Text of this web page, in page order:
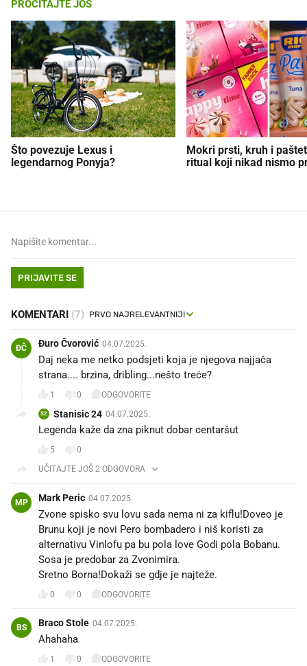
PROČITAJTE JOŠ
Što povezuje Lexus i
legendarnog Ponyja?
Mokri prsti, kruh i
ritual koji nikad nismo
PRIJAVITE SE
KOMENTARI (7)
ĐČ Đuro Čvorović 04.07.2025.
Daj neka me netko podsjeti koja je njegova najjača
strana.... brzina, dribling...nešto treće?
1 0 ODGOVORITE
S2 Stanisic 24 04.07.2025.
Legenda kaže da zna piknut dobar centaršut
5
0
UČITAJTE JOŠ 2 ODGOVORA
MP Mark Peric 04.07.2025.
Zvone spisko svu lovu sada nema ni za kiflu!Doveo je
Brunu koji je novi Pero bombadero i niš koristi za
alternativu Vinlofu pa bu pola love Godi pola Bobanu.
Sosa je predobar za Zvonimira.
Sretno Borna!Dokaži se gdje je najteže.
0 0 ODGOVORITE
BS Braco Stole 04.07.2025.
Ahahaha
1 0 ODGOVORITE